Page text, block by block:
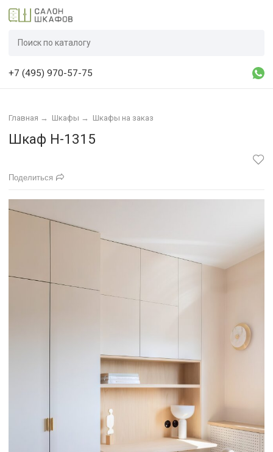
+7 (495) 970-57-75
Главная → Шкафы → Шкафы на заказ
Шкаф Н-1315
Поделиться